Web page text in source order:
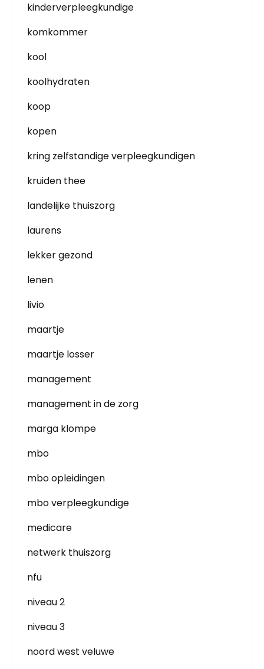
kinderverpleegkundige
komkommer
kool
koolhydraten
koop
kopen
kring zelfstandige verpleegkundigen
kruiden thee
landelijke thuiszorg
laurens
lekker gezond
lenen
livio
maartje
maartje losser
management
management in de zorg
marga klompe
mbo
mbo opleidingen
mbo verpleegkundige
medicare
netwerk thuiszorg
nfu
niveau 2
niveau 3
noord west veluwe